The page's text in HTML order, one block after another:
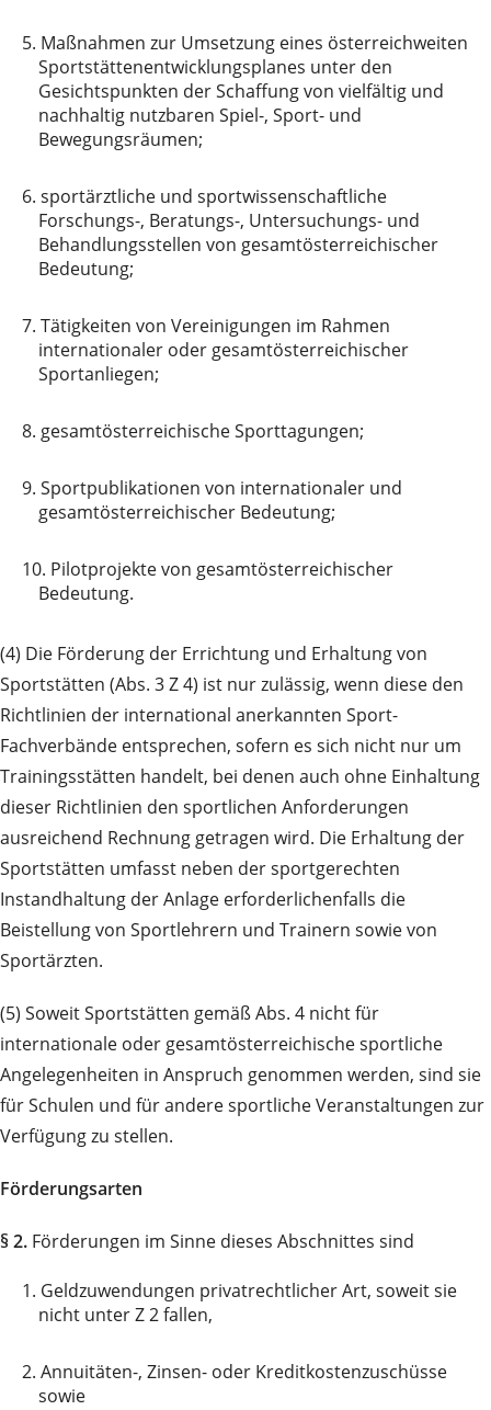
5. Maßnahmen zur Umsetzung eines österreichweiten
Sportstättenentwicklungsplanes unter den
Gesichtspunkten der Schaffung von vielfältig und
nachhaltig nutzbaren Spiel-, Sport- und
Bewegungsräumen;
6. sportärztliche und sportwissenschaftliche
Forschungs-, Beratungs-, Untersuchungs- und
Behandlungsstellen von gesamtösterreichischer
Bedeutung;
7. Tätigkeiten von Vereinigungen im Rahmen
internationaler oder gesamtösterreichischer
Sportanliegen;
8. gesamtösterreichische Sporttagungen;
9. Sportpublikationen von internationaler und
gesamtösterreichischer Bedeutung;
10. Pilotprojekte von gesamtösterreichischer
Bedeutung.
(4) Die Förderung der Errichtung und Erhaltung von
Sportstätten (Abs. 3 Z 4) ist nur zulässig, wenn diese den
Richtlinien der international anerkannten Sport-
Fachverbände entsprechen, sofern es sich nicht nur um
Trainingsstätten handelt, bei denen auch ohne Einhaltung
dieser Richtlinien den sportlichen Anforderungen
ausreichend Rechnung getragen wird. Die Erhaltung der
Sportstätten umfasst neben der sportgerechten
Instandhaltung der Anlage erforderlichenfalls die
Beistellung von Sportlehrern und Trainern sowie von
Sportärzten.
(5) Soweit Sportstätten gemäß Abs. 4 nicht für
internationale oder gesamtösterreichische sportliche
Angelegenheiten in Anspruch genommen werden, sind sie
für Schulen und für andere sportliche Veranstaltungen zur
Verfügung zu stellen.
Förderungsarten
§ 2. Förderungen im Sinne dieses Abschnittes sind
1. Geldzuwendungen privatrechtlicher Art, soweit sie
nicht unter Z 2 fallen,
2. Annuitäten-, Zinsen- oder Kreditkostenzuschüsse
sowie